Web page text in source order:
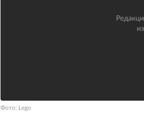
Фото: Lego